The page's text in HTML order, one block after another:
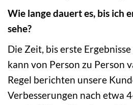
Wie lange dauert es, bis ich
sehe?
Die Zeit, bis erste
kann von Person zu Person
Regel berichten unsere
Verbesserungen nach etwa